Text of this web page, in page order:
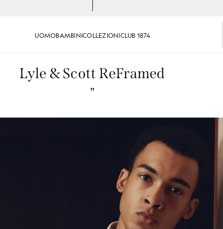
UOMOBAMBINICOLLEZIONICLUB 1874
Lyle & Scott ReFramed
"